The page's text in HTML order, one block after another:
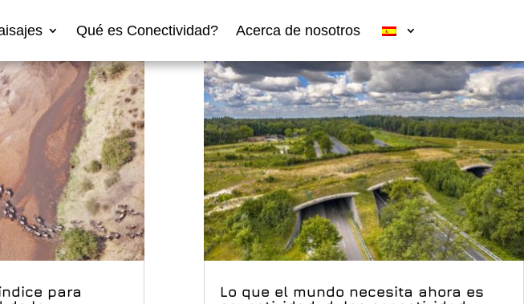
Qué es Conectividad? Acerca de nosotros
para
Lo que el mundo necesita ahora es